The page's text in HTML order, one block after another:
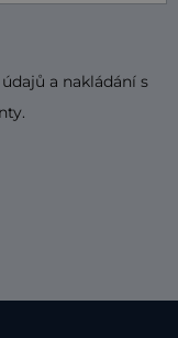
a nakládání s